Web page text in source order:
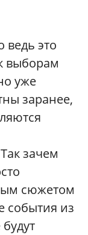
ведь это
выборам
уже
заранее,
зачем
сюжетом
события из